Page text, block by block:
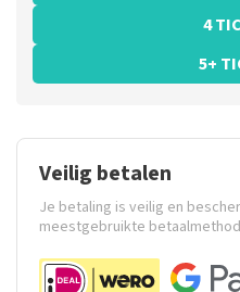
4
5+
Veilig betalen
Je betaling is veilig en
meestgebruikte